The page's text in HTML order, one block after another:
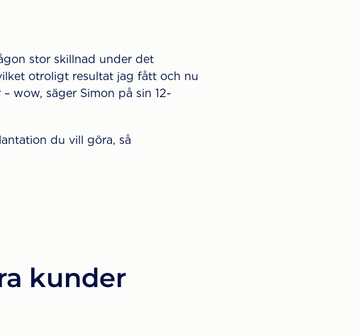
stor skillnad under det
otroligt resultat jag fått och nu
wow, säger Simon på sin 12-
du vill göra, så
kunder